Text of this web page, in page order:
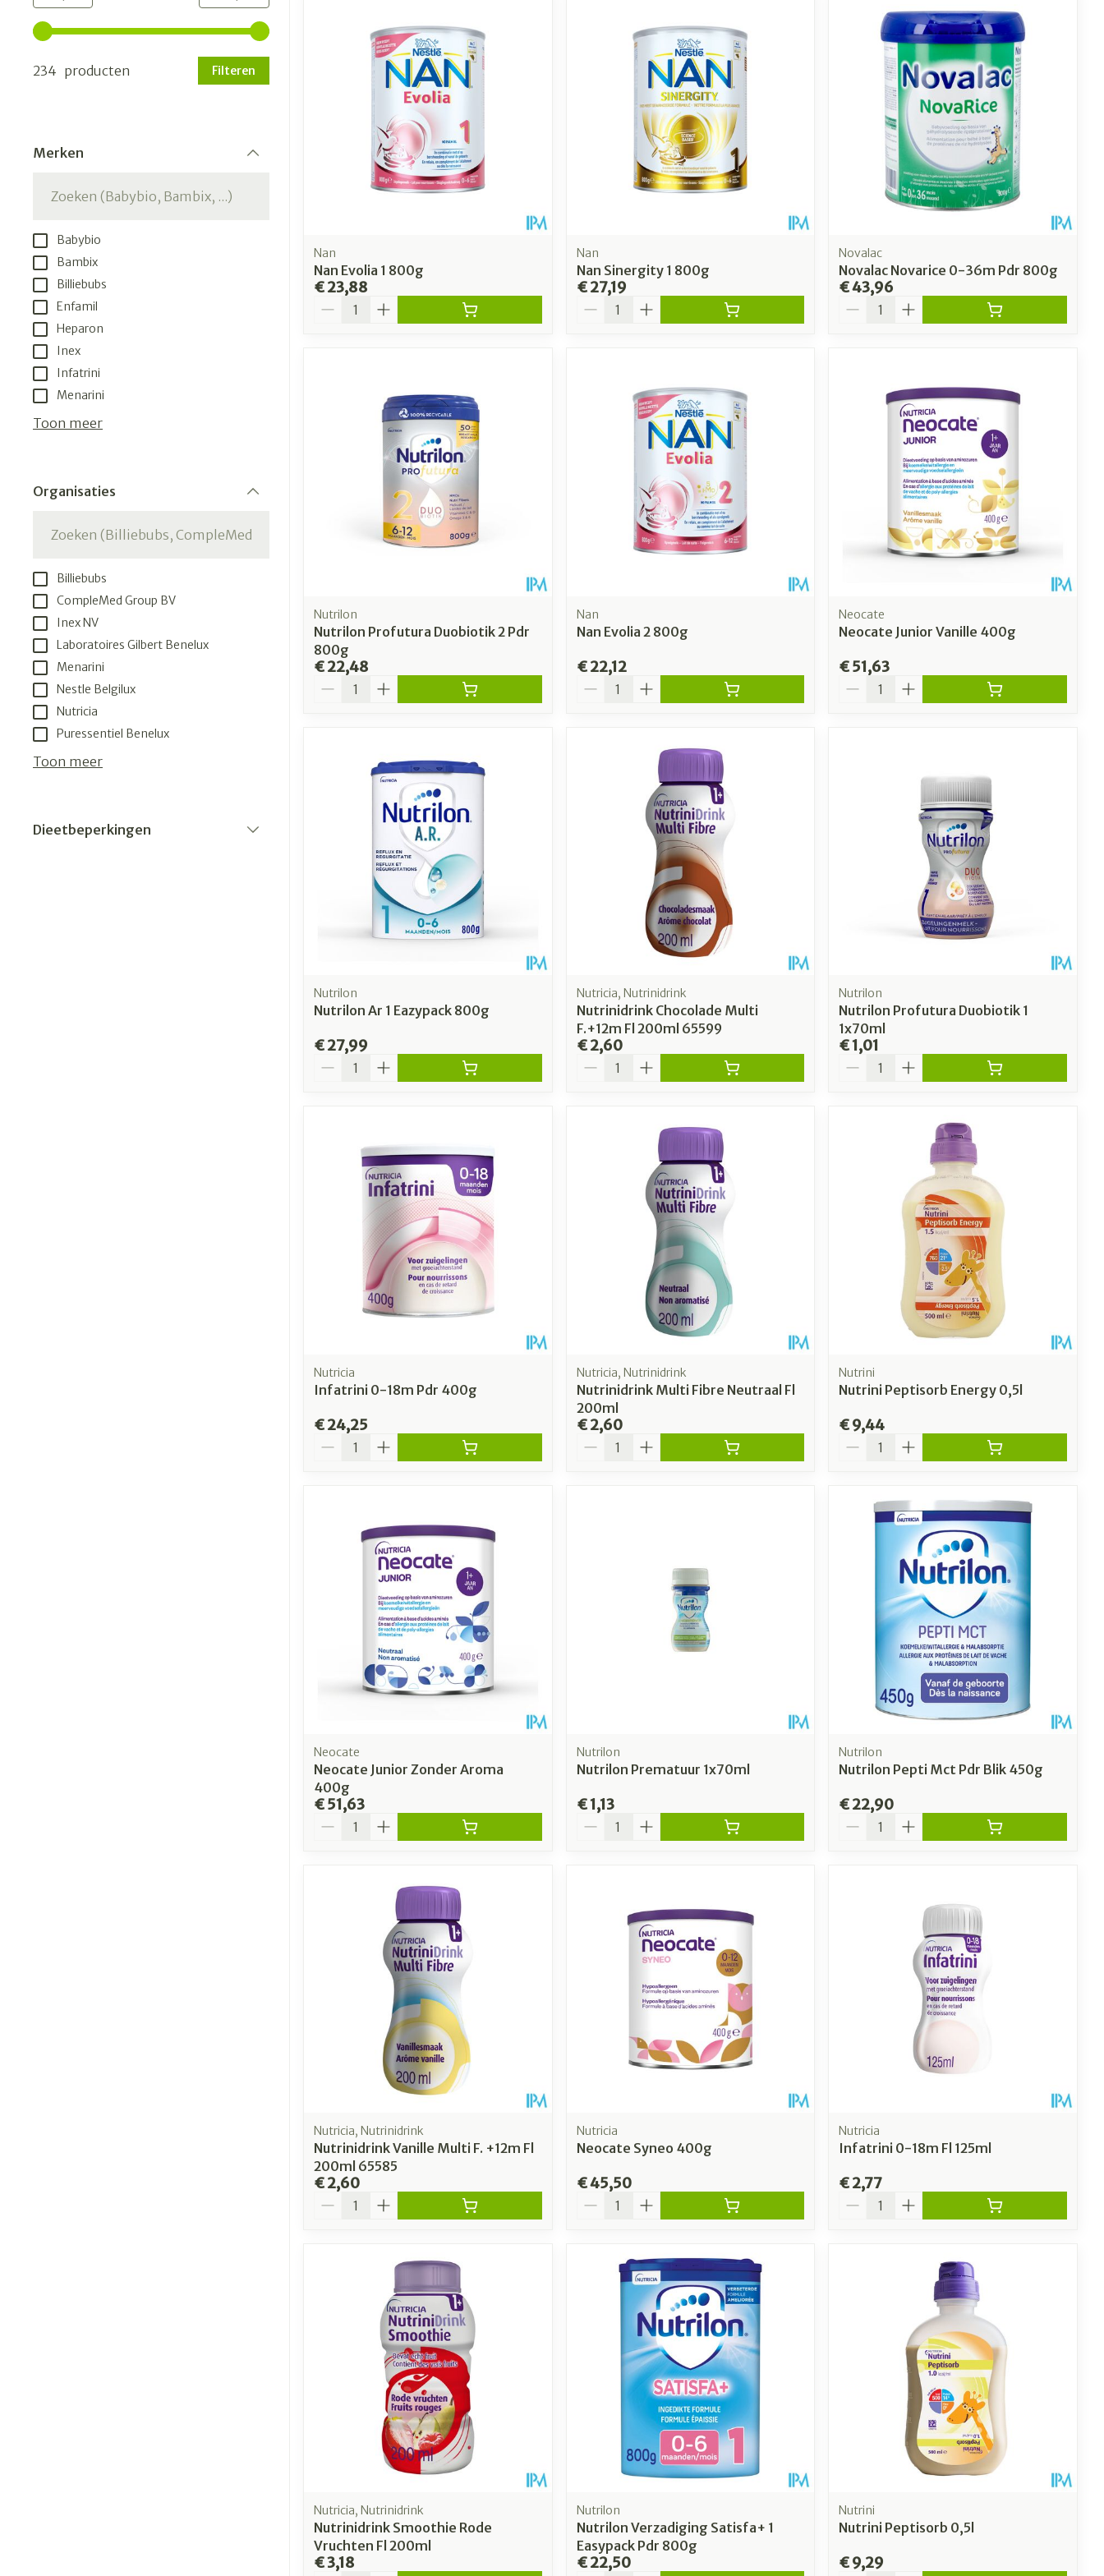
Gebruik de pijltjestoetsen links en rechts om de minimale en maximale prijswaarden aan te passen.
234 producten Filteren
Merken
Babybio
Bambix
Billiebubs
Enfamil
Heparon
Inex
Infatrini
Menarini
Toon meer
Organisaties
Billiebubs
CompleMed Group BV
Inex NV
Laboratoires Gilbert Benelux
Menarini
Nestle Belgilux
Nutricia
Puressentiel Benelux
Toon meer
Dieetbeperkingen
Nan
Nan Evolia 1 800g
€ 23,88
Aantal
Nan
Nan Sinergity 1 800g
€ 27,19
Aantal
Novalac
Novalac Novarice 0-36m Pdr 800g
€ 43,96
Aantal
Nutrilon
Nutrilon Profutura Duobiotik 2 Pdr
800g
€ 22,48
Aantal
Nan
Nan Evolia 2 800g
€ 22,12
Aantal
Neocate
Neocate Junior Vanille 400g
€ 51,63
Aantal
Nutrilon
Nutrilon Ar 1 Eazypack 800g
€ 27,99
Aantal
Nutricia, Nutrinidrink
Nutrinidrink Chocolade Multi
F.+12m Fl 200ml 65599
€ 2,60
Aantal
Nutrilon
Nutrilon Profutura Duobiotik 1
1x70ml
€ 1,01
Aantal
Nutricia
Infatrini 0-18m Pdr 400g
€ 24,25
Aantal
Nutricia, Nutrinidrink
Nutrinidrink Multi Fibre Neutraal Fl
200ml
€ 2,60
Aantal
Nutrini
Nutrini Peptisorb Energy 0,5l
€ 9,44
Aantal
Neocate
Neocate Junior Zonder Aroma
400g
€ 51,63
Aantal
Nutrilon
Nutrilon Prematuur 1x70ml
€ 1,13
Aantal
Nutrilon
Nutrilon Pepti Mct Pdr Blik 450g
€ 22,90
Aantal
Nutricia, Nutrinidrink
Nutrinidrink Vanille Multi F. +12m Fl
200ml 65585
€ 2,60
Aantal
Nutricia
Neocate Syneo 400g
€ 45,50
Aantal
Nutricia
Infatrini 0-18m Fl 125ml
€ 2,77
Aantal
Nutricia, Nutrinidrink
Nutrinidrink Smoothie Rode
Vruchten Fl 200ml
€ 3,18
Nutrilon
Nutrilon Verzadiging Satisfa+ 1
Easypack Pdr 800g
€ 22,50
Nutrini
Nutrini Peptisorb 0,5l
€ 9,29